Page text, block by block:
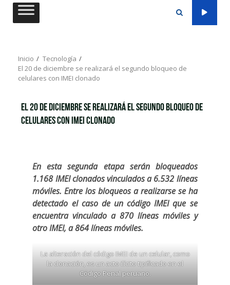
Saltar
Inicio
Tecnología
El 20 de diciembre se realizará el segundo bloqueo de
celulares con IMEI clonado
El 20 de diciembre se realizará el segundo bloqueo de
celulares con IMEI clonado
En esta segunda etapa serán bloqueados
1.168 IMEI clonados vinculados a 6.532 líneas
móviles. Entre los bloqueos a realizarse se ha
detectado el caso de un código IMEI que se
encuentra vinculado a 870 líneas móviles y
otro IMEI, a 864 líneas móviles.
La alteración del código IMEI de un celular, como
la clonación, es un acto ilícito tipificado en el
Código Penal peruano.